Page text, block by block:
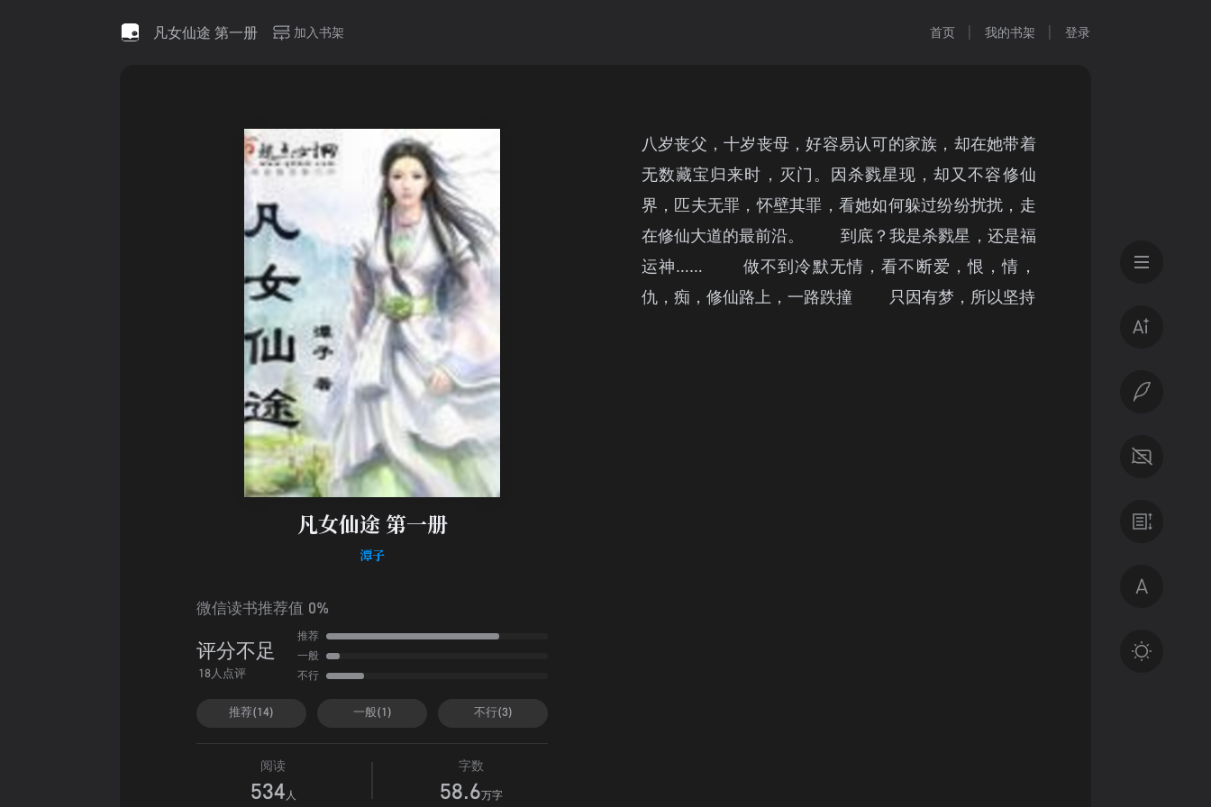
凡女仙途 第一册 加入书架 首页 我的书架 登录
凡女仙途 第一册
潭子
微信读书推荐值 0%
评分不足
18人点评
推荐
一般
不行
推荐(14) 一般(1) 不行(3)
阅读
534 人
字数
58.6万字
八岁丧父，十岁丧母，好容易认可的家族，却在她带着
无数藏宝归来时，灭门。因杀戮星现，却又不容修仙
界，匹夫无罪，怀壁其罪，看她如何躲过纷纷扰扰，走
在修仙大道的最前沿。 到底？我是杀戮星，还是福
运神…… 做不到冷默无情，看不断爱，恨，情，
仇，痴，修仙路上，一路跌撞 只因有梦，所以坚持